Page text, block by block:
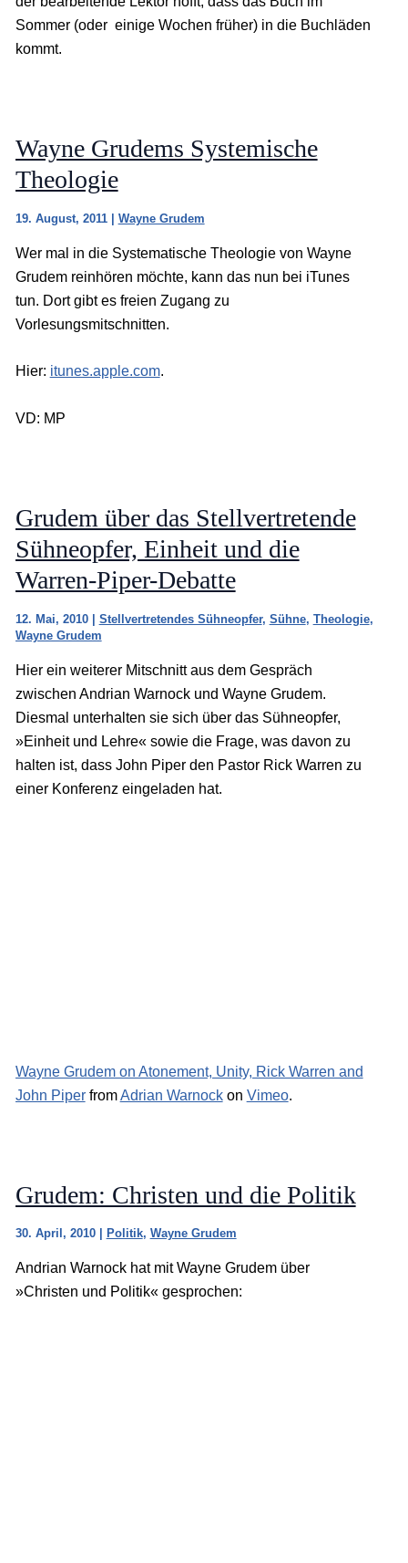
Sommer (oder einige Wochen früher) in die Buchläden
kommt.
Wayne Grudems Systemische
Theologie
19. August, 2011 | Wayne Grudem
Wer mal in die Systematische Theologie von Wayne
Grudem reinhören möchte, kann das nun bei iTunes
tun. Dort gibt es freien Zugang zu
Vorlesungsmitschnitten.
Hier: itunes.apple.com.
VD: MP
Grudem über das Stellvertretende
Sühneopfer, Einheit und die
Warren-Piper-Debatte
12. Mai, 2010 | Stellvertretendes Sühneopfer, Sühne, Theologie,
Wayne Grudem
Hier ein weiterer Mitschnitt aus dem Gespräch
zwischen Andrian Warnock und Wayne Grudem.
Diesmal unterhalten sie sich über das Sühneopfer,
»Einheit und Lehre« sowie die Frage, was davon zu
halten ist, dass John Piper den Pastor Rick Warren zu
einer Konferenz eingeladen hat.
Wayne Grudem on Atonement, Unity, Rick Warren and
John PiperfromAdrian Warnockon Vimeo.
Grudem: Christen und die Politik
30. April, 2010 Politik, Wayne Grudem
Andrian Warnock hat mit Wayne Grudem über
»Christen und Politik« gesprochen: